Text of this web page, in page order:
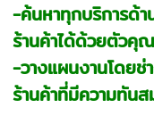
-ค้นหาทุกบริการด้า
ร้านค้าได้ด้วยตัวคุ
-วางแผนงานโดย
ร้านค้าที่มีความทัน